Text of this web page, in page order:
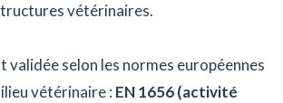
vétérinaires.
validée selon les normes européennes
vétérinaire : EN 1656 (activité